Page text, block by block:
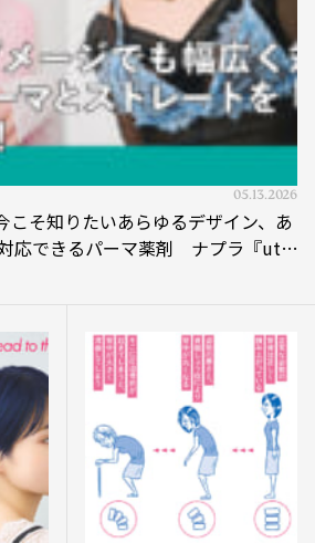
05.13.2026
そ知りたいあらゆるデザイン、あ
応できるパーマ薬剤 ナプラ『ut-